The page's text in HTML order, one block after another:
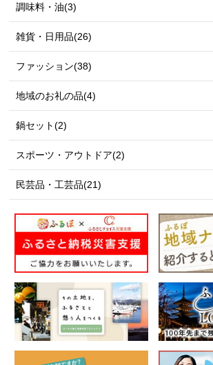
調味料・油(3)
雑貨・日用品(26)
ファッション(38)
地域のお礼の品(4)
鍋セット(2)
スポーツ・アウトドア(2)
民芸品・工芸品(21)